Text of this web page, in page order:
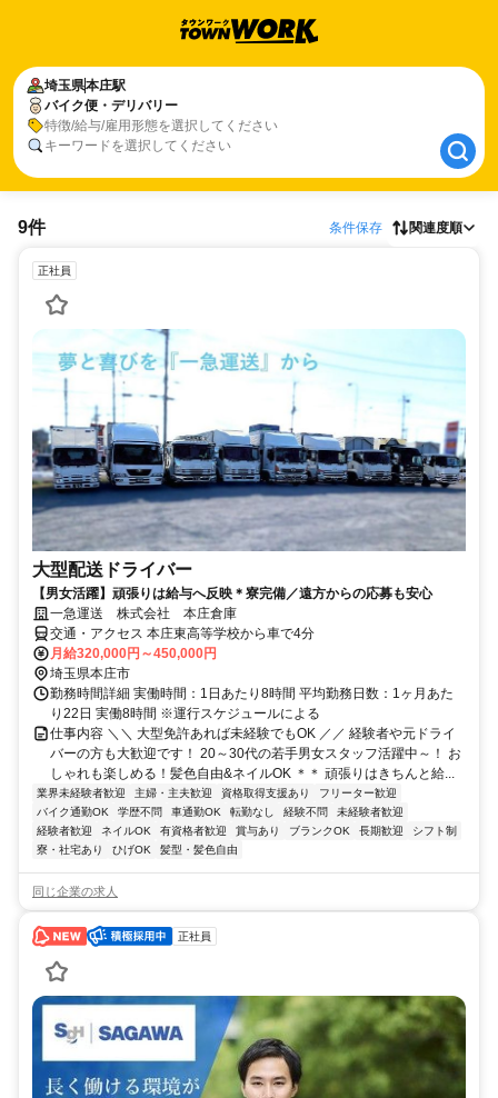
埼玉県本庄駅
バイク便・デリバリー
特徴/給与/雇用形態を選択してください
キーワードを選択してください
埼玉県本庄駅
バイク便・デリバリー
9件 条件保存 関連度順
正社員
大型配送ドライバー
【男女活躍】頑張りは給与へ反映＊寮完備／遠方からの応募も安心
一急運送 株式会社 本庄倉庫
交通・アクセス 本庄東高等学校から車で4分
月給320,000円～450,000円
埼玉県本庄市
勤務時間詳細 実働時間：1日あたり8時間 平均勤務日数：1ヶ月あた
り22日 実働8時間 ※運行スケジュールによる
仕事内容 ＼＼ 大型免許あれば未経験でもOK ／／ 経験者や元ドライ
バーの方も大歓迎です！ 20～30代の若手男女スタッフ活躍中～！ お
しゃれも楽しめる！髪色自由&ネイルOK ＊＊ 頑張りはきちんと給...
業界未経験者歓迎 主婦・主夫歓迎 資格取得支援あり
フリーター歓迎
バイク通勤OK
学歴不問 車通勤OK 転勤なし 経験不問
未経験者歓迎
経験者歓迎
ネイルOK 有資格者歓迎 賞与あり ブランクOK 長期歓迎
シフト制
寮・社宅あり
ひげOK 髪型・髪色自由
同じ企業の求人
正社員